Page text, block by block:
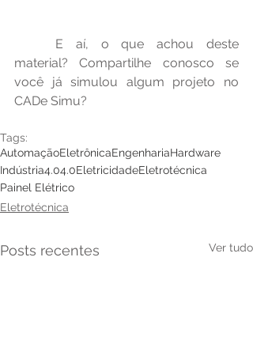
material? Compartilhe conosco se
você já simulou algum projeto no
CADe Simu?
Tags:
AutomaçãoEletrônicaEngenhariaHardware
Indústria4.04.0EletricidadeEletrotécnica
Painel Elétrico
Eletrotécnica
Posts recentes Ver tudo